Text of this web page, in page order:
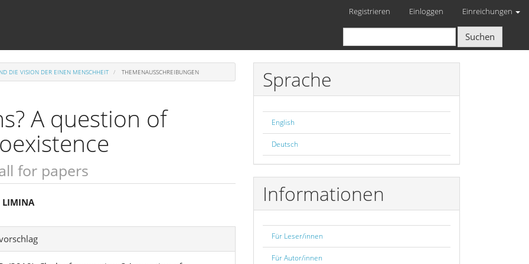
Registrieren Einloggen Einreichungen
Suchen
DIE VISION DER EINEN MENSCHHEIT THEMENAUSSCHREIBUNGEN
A question of
for papers
Sprache
English
Deutsch
Informationen
Für Leser/innen
Für Autor/innen